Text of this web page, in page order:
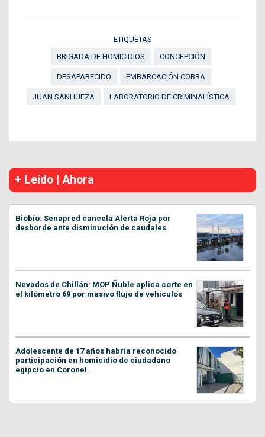
ETIQUETAS
BRIGADA DE HOMICIDIOS
CONCEPCIÓN
DESAPARECIDO EMBARCACIÓN COBRA
JUAN SANHUEZA LABORATORIO DE CRIMINALÍSTICA
+ Leído | Ahora
Biobío: Senapred cancela Alerta Roja por
desborde ante disminución de caudales
Nevados de Chillán: MOP Ñuble aplica corte en
el kilómetro 69 por masivo flujo de vehículos
Adolescente de 17 años habría reconocido
participación en homicidio de ciudadano
egipcio en Coronel